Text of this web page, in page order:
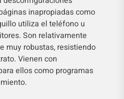
inapropiadas como
utiliza el teléfono u
Son relativamente
muy robustas, resistiendo
Vienen con
ellos como programas